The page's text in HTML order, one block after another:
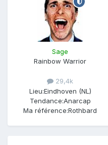
Sage
Rainbow Warrior
29,4k
Lieu:Eindhoven (NL)
Tendance:Anarcap
Ma référence:Rothbard